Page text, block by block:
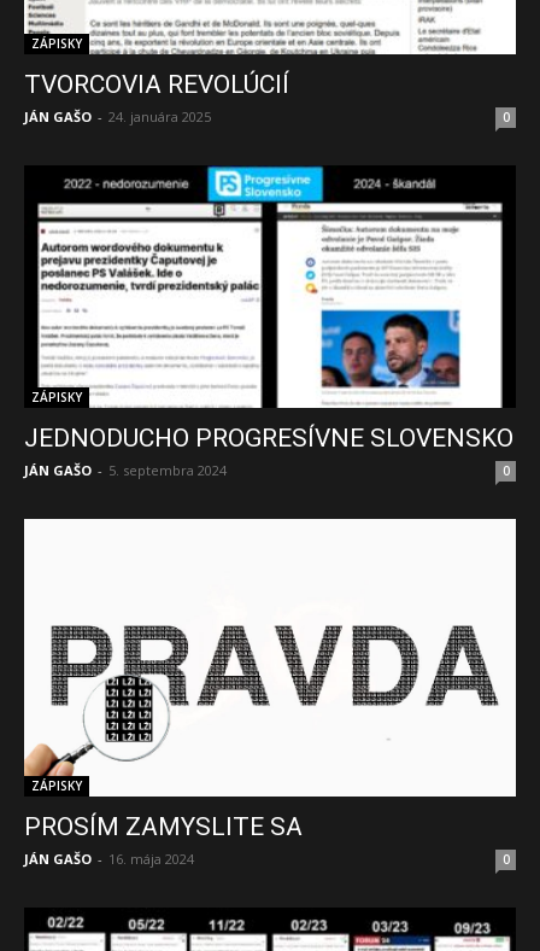
ZÁPISKY
TVORCOVIA REVOLÚCIÍ
JÁN GAŠO - 24. januára 2025 0
ZÁPISKY
JEDNODUCHO PROGRESÍVNE SLOVENSKO
JÁN GAŠO - 5. septembra 2024 0
ZÁPISKY
PROSÍM ZAMYSLITE SA
JÁN GAŠO - 16. mája 2024 0